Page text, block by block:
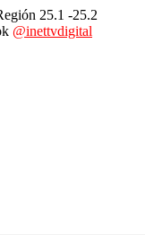
25.1 -25.2
@inettvdigital